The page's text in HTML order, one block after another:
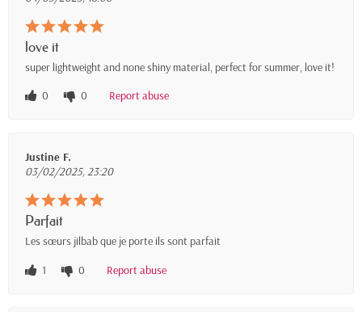
love it
super lightweight and none shiny material, perfect for summer, love it!
0
0 Report abuse
Justine F.
03/02/2025, 23:20
Parfait
Les sœurs jilbab que je porte ils sont parfait
1
0 Report abuse